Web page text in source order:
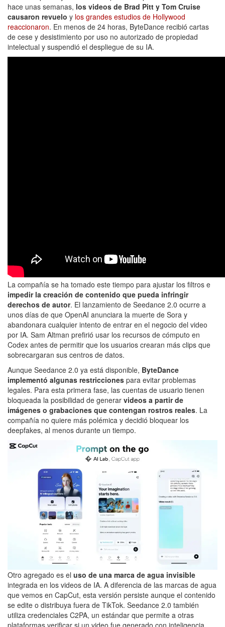
hace unas semanas, los videos de Brad Pitt y Tom Cruise
causaron revuelo y los grandes estudios de Hollywood
reaccionaron. En menos de 24 horas, ByteDance recibió cartas
de cese y desistimiento por uso no autorizado de propiedad
intelectual y suspendió el despliegue de su IA.
La compañía se ha tomado este tiempo para ajustar los filtros e
impedir la creación de contenido que pueda infringir
derechos de autor. El lanzamiento de Seedance 2.0 ocurre a
unos días de que OpenAI anunciara la muerte de Sora y
abandonara cualquier intento de entrar en el negocio del video
por IA. Sam Altman prefirió usar los recursos de cómputo en
Codex antes de permitir que los usuarios crearan más clips que
sobrecargaran sus centros de datos.
Aunque Seedance 2.0 ya está disponible, ByteDance
implementó algunas restricciones para evitar problemas
legales. Para esta primera fase, las cuentas de usuario tienen
bloqueada la posibilidad de generar videos a partir de
imágenes o grabaciones que contengan rostros reales. La
compañía no quiere más polémica y decidió bloquear los
deepfakes, al menos durante un tiempo.
Otro agregado es el uso de una marca de agua invisible
integrada en los videos de IA. A diferencia de las marcas de agua
que vemos en CapCut, esta versión persiste aunque el contenido
se edite o distribuya fuera de TikTok. Seedance 2.0 también
utiliza credenciales C2PA, un estándar que permite a otras